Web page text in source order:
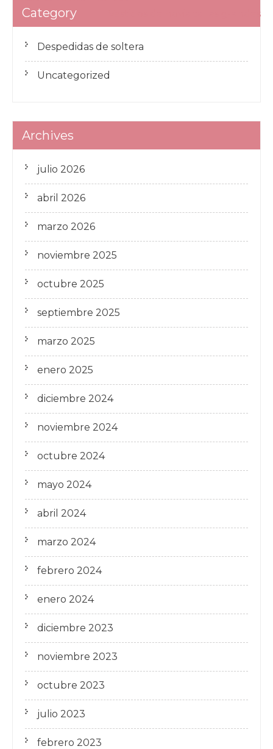
de
Vestidos de novia tallas grandes
Category
Despedidas de soltera
Uncategorized
Archives
julio 2026
abril 2026
marzo 2026
noviembre 2025
octubre 2025
septiembre 2025
marzo 2025
enero 2025
diciembre 2024
noviembre 2024
octubre 2024
mayo 2024
abril 2024
marzo 2024
febrero 2024
enero 2024
diciembre 2023
noviembre 2023
octubre 2023
julio 2023
febrero 2023